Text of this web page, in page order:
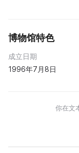
博物馆特色
成立日期
1996年7月8日
你在文